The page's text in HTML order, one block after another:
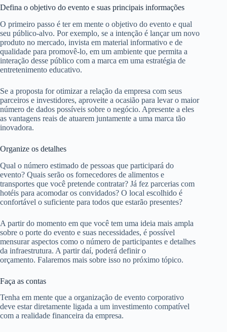
Defina o objetivo do evento e suas principais informações
O primeiro passo é ter em mente o objetivo do evento e qual
seu público-alvo. Por exemplo, se a intenção é lançar um novo
produto no mercado, invista em material informativo e de
qualidade para promovê-lo, em um ambiente que permita a
interação desse público com a marca em uma estratégia de
entretenimento educativo.
Se a proposta for otimizar a relação da empresa com seus
parceiros e investidores, aproveite a ocasião para levar o maior
número de dados possíveis sobre o negócio. Apresente a eles
as vantagens reais de atuarem juntamente a uma marca tão
inovadora.
Organize os detalhes
Qual o número estimado de pessoas que participará do
evento? Quais serão os fornecedores de alimentos e
transportes que você pretende contratar? Já fez parcerias com
hotéis para acomodar os convidados? O local escolhido é
confortável o suficiente para todos que estarão presentes?
A partir do momento em que você tem uma ideia mais ampla
sobre o porte do evento e suas necessidades, é possível
mensurar aspectos como o número de participantes e detalhes
da infraestrutura. A partir daí, poderá definir o
orçamento. Falaremos mais sobre isso no próximo tópico.
Faça as contas
Tenha em mente que a organização de evento corporativo
deve estar diretamente ligada a um investimento compatível
com a realidade financeira da empresa.